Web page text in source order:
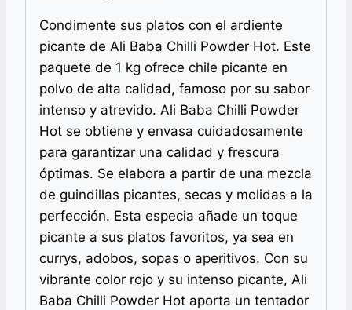
Condimente sus platos con el ardiente
picante de Ali Baba Chilli Powder Hot. Este
paquete de 1 kg ofrece chile picante en
polvo de alta calidad, famoso por su sabor
intenso y atrevido. Ali Baba Chilli Powder
Hot se obtiene y envasa cuidadosamente
para garantizar una calidad y frescura
óptimas. Se elabora a partir de una mezcla
de guindillas picantes, secas y molidas a la
perfección. Esta especia añade un toque
picante a sus platos favoritos, ya sea en
currys, adobos, sopas o aperitivos. Con su
vibrante color rojo y su intenso picante, Ali
Baba Chilli Powder Hot aporta un tentador